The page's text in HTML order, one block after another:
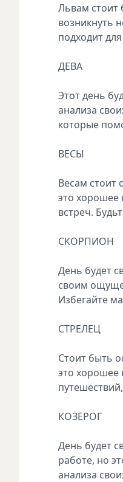
Львам стоит
возникнуть
подходит
ДЕВА
Этот день
анализа
которые
ВЕСЫ
Весам стоит
это хорошее
встреч.
СКОРПИОН
День будет
своим
Избегайте
СТРЕЛЕЦ
Стоит быть
это хорошее
КОЗЕРОГ
День будет
работе, но
анализа